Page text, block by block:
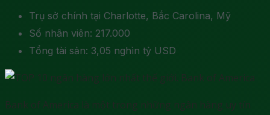
Trụ sở chính tại Charlotte, Bắc Carolina, Mỹ
Số nhân viên: 217.000
Tổng tài sản: 3,05 nghìn tỷ USD
Bank of America là một trong những ngân hàng uy tín